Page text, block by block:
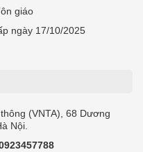
giáo
ngày 17/10/2025
(VNTA), 68 Dương
Nội.